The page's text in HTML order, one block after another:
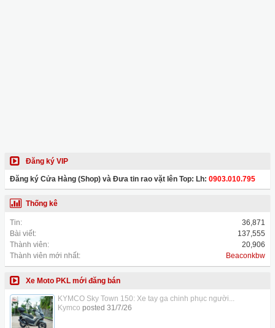
Đăng ký VIP
Đăng ký Cửa Hàng (Shop) và Đưa tin rao vặt lên Top: Lh: 0903.010.795
Thống kê
Tin:
36,871
Bài viết:
137,555
Thành viên:
20,906
Thành viên mới nhất:
Beaconkbw
Xe Moto PKL mới đăng bán
KYMCO Sky Town 150: Xe tay ga chinh phục người...
Kymco posted 31/7/26